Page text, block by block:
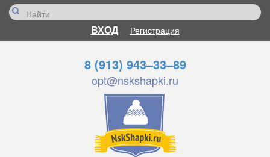
ВХОД Регистрация
8 (913) 943–33–89
opt@nskshapki.ru